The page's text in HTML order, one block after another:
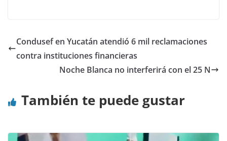
Condusef en Yucatán atendió 6 mil reclamaciones
contra instituciones financieras
Noche Blanca no interferirá con el 25 N
También te puede gustar